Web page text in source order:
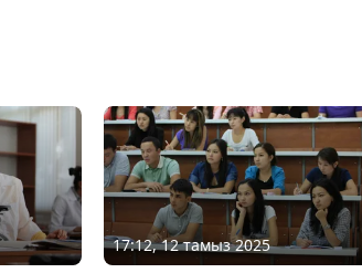
17:12, 12 тамыз 2025